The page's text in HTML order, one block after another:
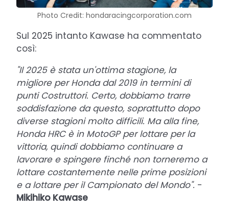
Photo Credit: hondaracingcorporation.com
Sul 2025 intanto Kawase ha commentato
così:
"Il 2025 è stata un'ottima stagione, la
migliore per Honda dal 2019 in termini di
punti Costruttori. Certo, dobbiamo trarre
soddisfazione da questo, soprattutto dopo
diverse stagioni molto difficili. Ma alla fine,
Honda HRC è in MotoGP per lottare per la
vittoria, quindi dobbiamo continuare a
lavorare e spingere finché non torneremo a
lottare costantemente nelle prime posizioni
e a lottare per il Campionato del Mondo". -
Mikihiko Kawase